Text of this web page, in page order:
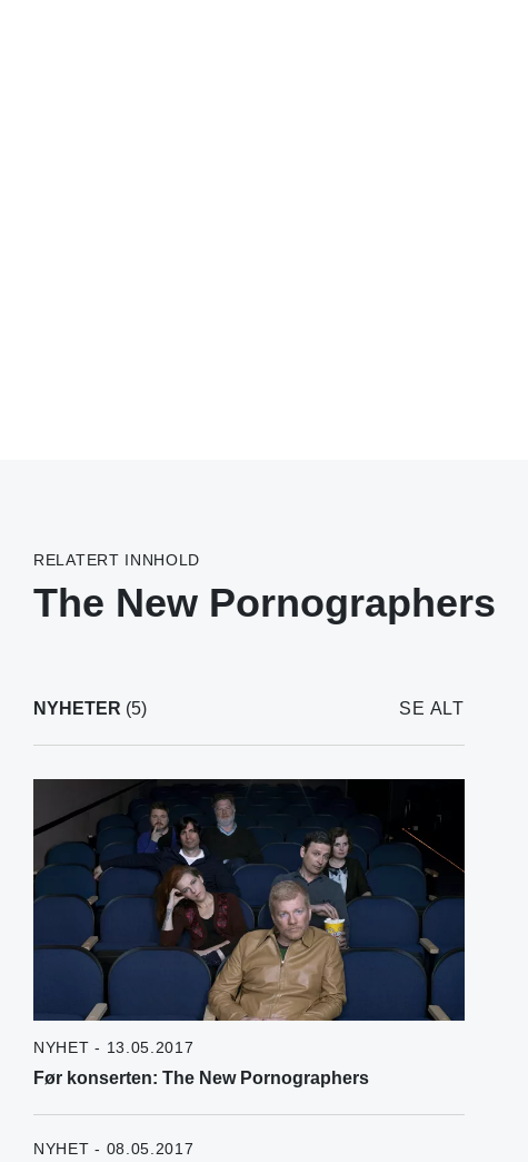
RELATERT INNHOLD
The New Pornographers
NYHETER (5) SE ALT
NYHET - 13.05.2017
Før konserten: The New Pornographers
NYHET - 08.05.2017